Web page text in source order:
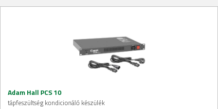
Adam Hall PCS 10
tápfeszültség kondicionáló készülék